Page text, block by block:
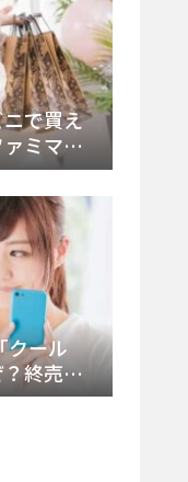
で買え
ミマの
説
クール
終売の
品・再